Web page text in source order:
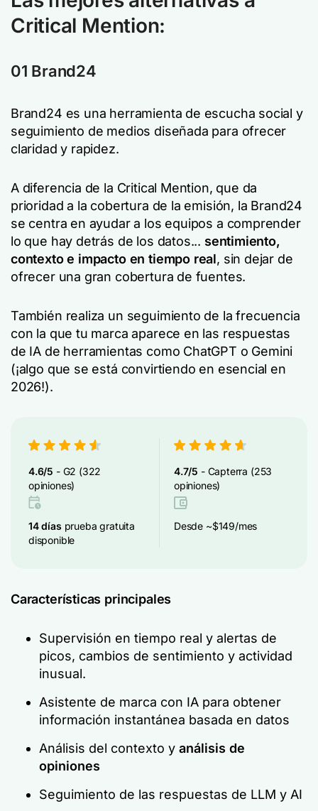
Critical Mention:
01 Brand24
Brand24 es una herramienta de escucha social y
seguimiento de medios diseñada para ofrecer
claridad y rapidez.
A diferencia de la Critical Mention, que da
prioridad a la cobertura de la emisión, la Brand24
se centra en ayudar a los equipos a comprender
lo que hay detrás de los datos... sentimiento,
contexto e impacto en tiempo real, sin dejar de
ofrecer una gran cobertura de fuentes.
También realiza un seguimiento de la frecuencia
con la que tu marca aparece en las respuestas
de IA de herramientas como ChatGPT o Gemini
(¡algo que se está convirtiendo en esencial en
2026!).
4.6/5 - G2 (322
opiniones)
4.7/5 - Capterra (253
opiniones)
14 días prueba gratuita
disponible
Desde ~$149/mes
Características principales
Supervisión en tiempo real y alertas de
picos, cambios de sentimiento y actividad
inusual.
Asistente de marca con IA para obtener
información instantánea basada en datos
Análisis del contexto y análisis de
opiniones
Seguimiento de las respuestas de LLM y AI